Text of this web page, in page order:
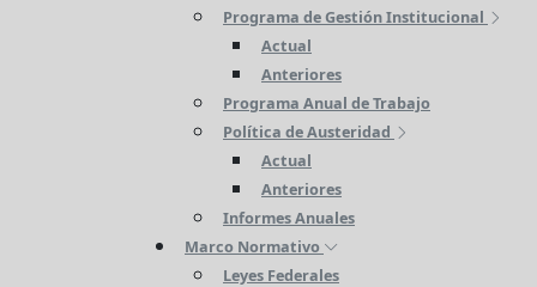
Programa de Gestión Institucional
Actual
Anteriores
Programa Anual de Trabajo
Política de Austeridad
Actual
Anteriores
Informes Anuales
Marco Normativo
Leyes Federales